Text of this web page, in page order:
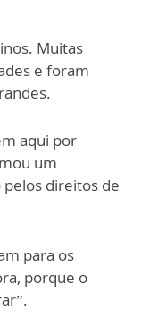
Muitas
s e foram
aqui por
um
pelos direitos de
para os
porque o